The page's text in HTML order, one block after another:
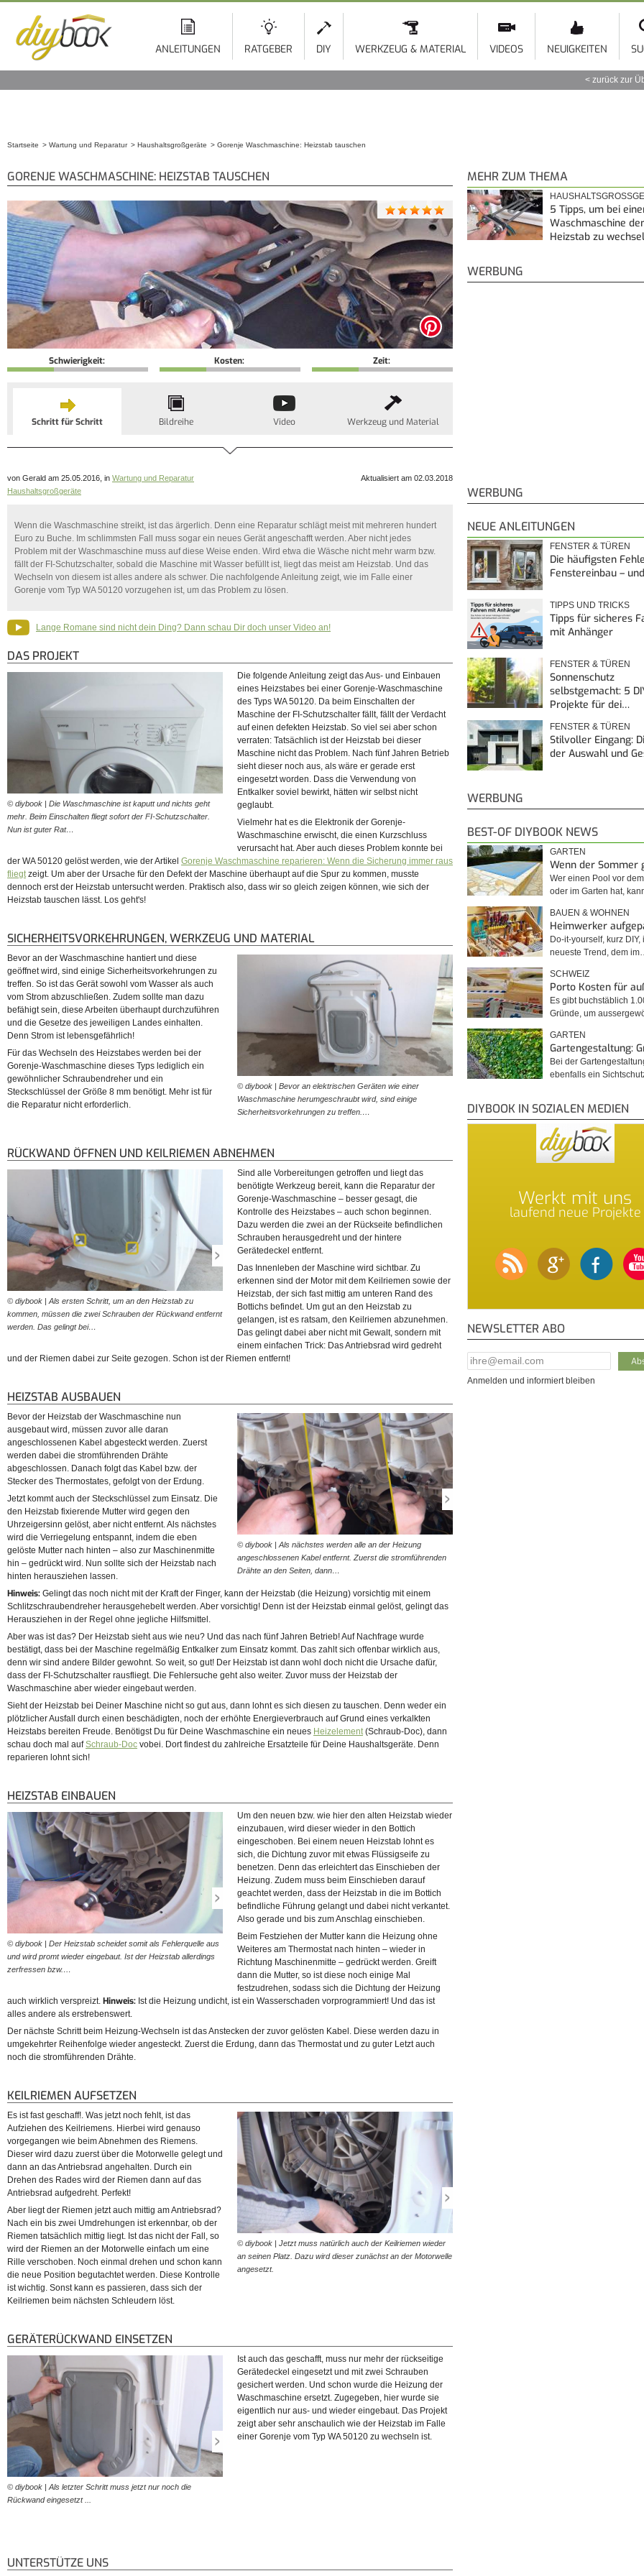
ANLEITUNGEN RATGEBER DIY WERKZEUG & MATERIAL VIDEOS NEUIGKEITEN
zurück zur
Startseite Wartung und Reparatur Haushaltsgroßgeräte Gorenje Waschmaschine: Heizstab tauschen
GORENJE WASCHMASCHINE: HEIZSTAB TAUSCHEN
Schwierigkeit: Kosten: Zeit:
Schritt für Schritt Bildreihe Video Werkzeug und Material
von Gerald am 25.05.2016, in Wartung und Reparatur
Haushaltsgroßgeräte
Aktualisiert am 02.03.2018
Wenn die Waschmaschine streikt, ist das ärgerlich. Denn eine Reparatur schlägt meist mit mehreren hundert
Euro zu Buche. Im schlimmsten Fall muss sogar ein neues Gerät angeschafft werden. Aber nicht jedes
Problem mit der Waschmaschine muss auf diese Weise enden. Wird etwa die Wäsche nicht mehr warm bzw.
fällt der FI-Schutzschalter, sobald die Maschine mit Wasser befüllt ist, liegt das meist am Heizstab. Und das
Wechseln von diesem ist alles andere als schwer. Die nachfolgende Anleitung zeigt, wie im Falle einer
Gorenje vom Typ WA 50120 vorzugehen ist, um das Problem zu lösen.
Lange Romane sind nicht dein Ding? Dann schau Dir doch unser Video an!
DAS PROJEKT
© diybook | Die Waschmaschine ist kaputt und nichts geht
mehr. Beim Einschalten fliegt sofort der FI-Schutzschalter.
Nun ist guter Rat…
Die folgende Anleitung zeigt das Aus- und Einbauen
eines Heizstabes bei einer Gorenje-Waschmaschine
des Typs WA 50120. Da beim Einschalten der
Maschine der FI-Schutzschalter fällt, fällt der Verdacht
auf einen defekten Heizstab. So viel sei aber schon
verraten: Tatsächlich ist der Heizstab bei dieser
Maschine nicht das Problem. Nach fünf Jahren Betrieb
sieht dieser noch aus, als wäre er gerade erst
eingesetzt worden. Dass die Verwendung von
Entkalker soviel bewirkt, hätten wir selbst nicht
geglaubt.
Vielmehr hat es die Elektronik der Gorenje-
Waschmaschine erwischt, die einen Kurzschluss
verursacht hat. Aber auch dieses Problem konnte bei
der WA 50120 gelöst werden, wie der Artikel Gorenje Waschmaschine reparieren: Wenn die Sicherung immer raus
fliegtzeigt. Um aber der Ursache für den Defekt der Maschine überhaupt auf die Spur zu kommen, musste
dennoch erst der Heizstab untersucht werden. Praktisch also, dass wir so gleich zeigen können, wie sich der
Heizstab tauschen lässt. Los geht's!
SICHERHEITSVORKEHRUNGEN, WERKZEUG UND MATERIAL
© diybook | Bevor an elektrischen Geräten wie einer
Waschmaschine herumgeschraubt wird, sind einige
Sicherheitsvorkehrungen zu treffen.…
Bevor an der Waschmaschine hantiert und diese
geöffnet wird, sind einige Sicherheitsvorkehrungen zu
treffen. So ist das Gerät sowohl vom Wasser als auch
vom Strom abzuschließen. Zudem sollte man dazu
befähigt sein, diese Arbeiten überhaupt durchzuführen
und die Gesetze des jeweiligen Landes einhalten.
Denn Strom ist lebensgefährlich!
Für das Wechseln des Heizstabes werden bei der
Gorenje-Waschmaschine dieses Typs lediglich ein
gewöhnlicher Schraubendreher und ein
Steckschlüssel der Größe 8 mm benötigt. Mehr ist für
die Reparatur nicht erforderlich.
RÜCKWAND ÖFFNEN UND KEILRIEMEN ABNEHMEN
© diybook | Als ersten Schritt, um an den Heizstab zu
kommen, müssen die zwei Schrauben der Rückwand entfernt
werden. Das gelingt bei…
© diybook | Danach lässt sich die Rückwand abnehmen, und
der Blick ins Innenleben der Waschmaschine wird frei.
Bottichs befindet.
Sind alle Vorbereitungen getroffen und liegt das
benötigte Werkzeug bereit, kann die Reparatur der
Gorenje-Waschmaschine – besser gesagt, die
Kontrolle des Heizstabes – auch schon beginnen.
Dazu werden die zwei an der Rückseite befindlichen
Schrauben herausgedreht und der hintere
Gerätedeckel entfernt.
Das Innenleben der Maschine wird sichtbar. Zu
erkennen sind der Motor mit dem Keilriemen sowie der
Heizstab, der sich fast mittig am unteren Rand des
Bottichs befindet. Um gut an den Heizstab zu
gelangen, ist es ratsam, den Keilriemen abzunehmen.
Das gelingt dabei aber nicht mit Gewalt, sondern mit
einem einfachen Trick: Das Antriebsrad wird gedreht
und der Riemen dabei zur Seite gezogen. Schon ist der Riemen entfernt!
HEIZSTAB AUSBAUEN
© diybook | Als nächstes werden alle an der Heizung
angeschlossenen Kabel entfernt. Zuerst die stromführenden
Drähte an den Seiten, dann…
Bevor der Heizstab der Waschmaschine nun
ausgebaut wird, müssen zuvor alle daran
angeschlossenen Kabel abgesteckt werden. Zuerst
werden dabei die stromführenden Drähte
abgeschlossen. Danach folgt das Kabel bzw. der
Stecker des Thermostates, gefolgt von der Erdung.
Jetzt kommt auch der Steckschlüssel zum Einsatz. Die
den Heizstab fixierende Mutter wird gegen den
Uhrzeigersinn gelöst, aber nicht entfernt. Als nächstes
wird die Verriegelung entspannt, indem die eben
gelöste Mutter nach hinten – also zur Maschinenmitte
hin – gedrückt wird. Nun sollte sich der Heizstab nach
hinten herausziehen lassen.
Hinweis: Gelingt das noch nicht mit der Kraft der Finger, kann der Heizstab (die Heizung) vorsichtig mit einem
Schlitzschraubendreher herausgehebelt werden. Aber vorsichtig! Denn ist der Heizstab einmal gelöst, gelingt das
Herausziehen in der Regel ohne jegliche Hilfsmittel.
Aber was ist das? Der Heizstab sieht aus wie neu? Und das nach fünf Jahren Betrieb! Auf Nachfrage wurde
bestätigt, dass bei der Maschine regelmäßig Entkalker zum Einsatz kommt. Das zahlt sich offenbar wirklich aus,
denn wir sind andere Bilder gewohnt. So weit, so gut! Der Heizstab ist dann wohl doch nicht die Ursache dafür,
dass der FI-Schutzschalter rausfliegt. Die Fehlersuche geht also weiter. Zuvor muss der Heizstab der
Waschmaschine aber wieder eingebaut werden.
Sieht der Heizstab bei Deiner Maschine nicht so gut aus, dann lohnt es sich diesen zu tauschen. Denn weder ein
plötzlicher Ausfall durch einen beschädigten, noch der erhöhte Energieverbrauch auf Grund eines verkalkten
Heizstabs bereiten Freude. Benötigst Du für Deine Waschmaschine ein neues Heizelement(Schraub-Doc), dann
schau doch mal aufSchraub-Doc vobei. Dort findest du zahlreiche Ersatzteile für Deine Haushaltsgeräte. Denn
reparieren lohnt sich!
HEIZSTAB EINBAUEN
© diybook | Der Heizstab scheidet somit als Fehlerquelle aus
und wird promt wieder eingebaut. Ist der Heizstab allerdings
zerfressen bzw.…
© diybook | Ist das geschafft, kann der Heizstab wieder fixiert
nach hinten…
Um den neuen bzw. wie hier den alten Heizstab wieder
einzubauen, wird dieser wieder in den Bottich
eingeschoben. Bei einem neuen Heizstab lohnt es
sich, die Dichtung zuvor mit etwas Flüssigseife zu
benetzen. Denn das erleichtert das Einschieben der
Heizung. Zudem muss beim Einschieben darauf
geachtet werden, dass der Heizstab in die im Bottich
befindliche Führung gelangt und dabei nicht verkantet.
Also gerade und bis zum Anschlag einschieben.
Beim Festziehen der Mutter kann die Heizung ohne
Weiteres am Thermostat nach hinten – wieder in
Richtung Maschinenmitte – gedrückt werden. Greift
dann die Mutter, so ist diese noch einige Mal
festzudrehen, sodass sich die Dichtung der Heizung
auch wirklich verspreizt. Hinweis: Ist die Heizung undicht, ist ein Wasserschaden vorprogrammiert! Und das ist
alles andere als erstrebenswert.
Der nächste Schritt beim Heizung-Wechseln ist das Anstecken der zuvor gelösten Kabel. Diese werden dazu in
umgekehrter Reihenfolge wieder angesteckt. Zuerst die Erdung, dann das Thermostat und zu guter Letzt auch
noch die stromführenden Drähte.
KEILRIEMEN AUFSETZEN
© diybook | Jetzt muss natürlich auch der Keilriemen wieder
an seinen Platz. Dazu wird dieser zunächst an der Motorwelle
angesetzt.
Es ist fast geschaff!. Was jetzt noch fehlt, ist das
Aufziehen des Keilriemens. Hierbei wird genauso
vorgegangen wie beim Abnehmen des Riemens.
Dieser wird dazu zuerst über die Motorwelle gelegt und
dann an das Antriebsrad angehalten. Durch ein
Drehen des Rades wird der Riemen dann auf das
Antriebsrad aufgedreht. Perfekt!
Aber liegt der Riemen jetzt auch mittig am Antriebsrad?
Nach ein bis zwei Umdrehungen ist erkennbar, ob der
Riemen tatsächlich mittig liegt. Ist das nicht der Fall, so
wird der Riemen an der Motorwelle einfach um eine
Rille verschoben. Noch einmal drehen und schon kann
die neue Position begutachtet werden. Diese Kontrolle
ist wichtig. Sonst kann es passieren, dass sich der
Keilriemen beim nächsten Schleudern löst.
GERÄTERÜCKWAND EINSETZEN
© diybook | Als letzter Schritt muss jetzt nur noch die
Rückwand eingesetzt ...
Ist auch das geschafft, muss nur mehr der rückseitige
Gerätedeckel eingesetzt und mit zwei Schrauben
gesichert werden. Und schon wurde die Heizung der
Waschmaschine ersetzt. Zugegeben, hier wurde sie
eigentlich nur aus- und wieder eingebaut. Das Projekt
zeigt aber sehr anschaulich wie der Heizstab im Falle
einer Gorenje vom Typ WA 50120 zu wechseln ist.
UNTERSTÜTZE UNS
MEHR ZUM THEMA
5 Tipps, um bei
Waschmaschine
Heizstab zu
WERBUNG
WERBUNG
NEUE ANLEITUNGEN
FENSTER & TÜREN
Die häufigsten
Fenstereinbau –
TIPPS UND TRICKS
Tipps für sicheres
mit Anhänger
FENSTER & TÜREN
Sonnenschutz
selbstgemacht: 5
Projekte für dei…
FENSTER & TÜREN
Stilvoller Eingang:
der Auswahl und
WERBUNG
BEST-OF DIYBOOK NEWS
GARTEN
Wenn der Sommer
Wer einen Pool vor
oder im Garten hat,
BAUEN & WOHNEN
Heimwerker
Do-it-yourself, kurz DIY,
neueste Trend, dem
SCHWEIZ
Porto Kosten für
Es gibt buchstäblich
Gründe, um
GARTEN
Gartengestaltung:
Bei der
ebenfalls ein
DIYBOOK IN SOZIALEN MEDIEN
Werkt mit uns
laufend neue Projekte
NEWSLETTER ABO
E-Mail Addresse*
Anmelden und informiert bleiben